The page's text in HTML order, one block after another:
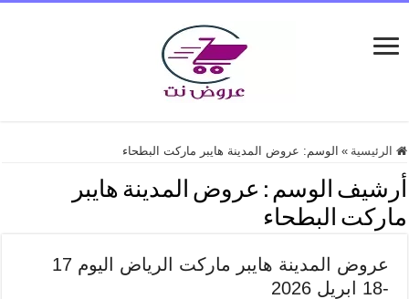
الرئيسية » الوسم: عروض المدينة هايبر ماركت البطحاء
أرشيف الوسم : عروض المدينة هايبر
ماركت البطحاء
عروض المدينة هايبر ماركت الرياض اليوم 17
-18 ابريل 2026